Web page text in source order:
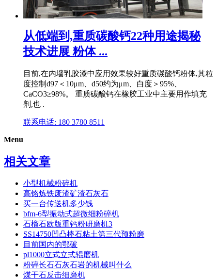
从低端到,重质碳酸钙22种用途揭秘
技术进展 粉体 ...
目前,在内墙乳胶漆中应用效果较好重质碳酸钙粉体,其粒
度控制d97＜10μm、d50约为μm、白度＞95%、
CaCO3≥98%。 重质碳酸钙在橡胶工业中主要用作填充
剂,也 .
联系电话: 180 3780 8511
Menu
相关文章
小型机械粉碎机
高铬炼铁废渣矿渣石灰石
买一台传送机多少钱
bfm-6型振动式超微细粉碎机
石榴石欧版重钙粉研磨机3
SS14750凹凸棒石粘土第三代预粉磨
目前国内的鄂破
pl1000立式立式辊磨机
粉碎长石石灰石岩的机械叫什么
煤干石反击细磨机